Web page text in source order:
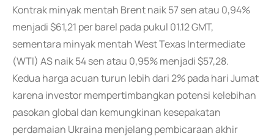
Kontrak minyak mentah Brent naik 57 sen atau 0,94%
menjadi $61,21 per barel pada pukul 01.12 GMT,
sementara minyak mentah West Texas Intermediate
(WTI) AS naik 54 sen atau 0,95% menjadi $57,28.
Kedua harga acuan turun lebih dari 2% pada hari Jumat
karena investor mempertimbangkan potensi kelebihan
pasokan global dan kemungkinan kesepakatan
perdamaian Ukraina menjelang pembicaraan akhir